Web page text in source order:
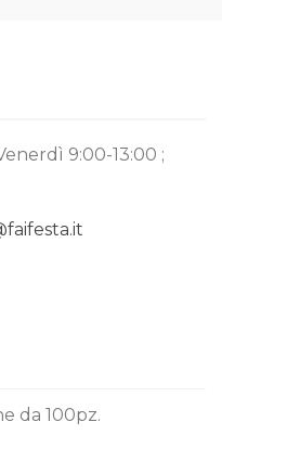
9:00-13:00 ;
da 100pz.